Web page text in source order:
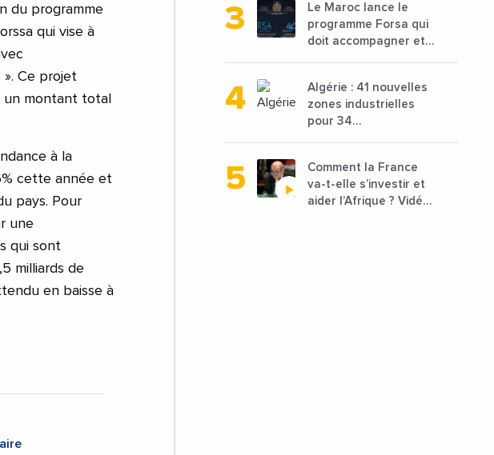
du programme
qui vise à
». Ce projet
montant total
à la
cette année et
pays. Pour
une
qui sont
milliards de
en baisse à
traiter les déchets
textiles
Le Maroc lance le
programme Forsa qui
doit accompagner et
avec une enveloppe
de 1,25 milliard de
dirhams
Algérie : 41 nouvelles
zones industrielles
pour 34
Comment la France
va-t-elle s’investir et
aider l’Afrique ? Vidéo